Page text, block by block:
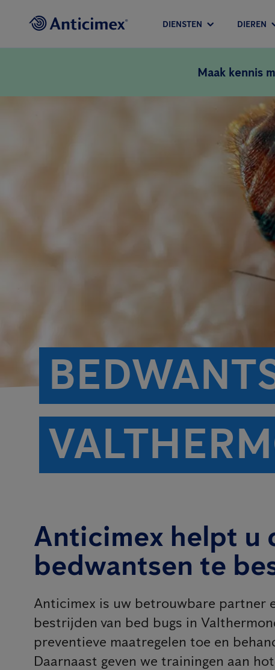
DIENSTEN DIEREN
Maak kennis
Anticimex helpt u
bedwantsen te
Anticimex is uw betrouwbare partner
bestrijden van bed bugs in
preventieve maatregelen toe en
Daarnaast geven we trainingen aan